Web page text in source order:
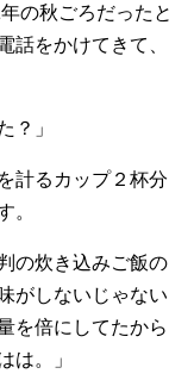
の秋ごろだったと
話をかけてきて、
？」
計るカップ２杯分
。
の炊き込みご飯の
がしないじゃない
を倍にしてたから
は。」